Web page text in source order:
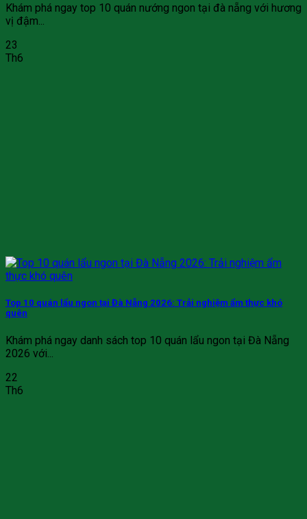
Khám phá ngay top 10 quán nướng ngon tại đà nẵng với hương
vị đậm...
23
Th6
Top 10 quán lẩu ngon tại Đà Nẵng 2026: Trải nghiệm ẩm thực khó
quên
Khám phá ngay danh sách top 10 quán lẩu ngon tại Đà Nẵng
2026 với...
22
Th6